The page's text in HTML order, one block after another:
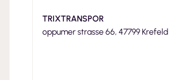
TRIXTRANSPOR
oppumer strasse 66, 47799 Krefeld